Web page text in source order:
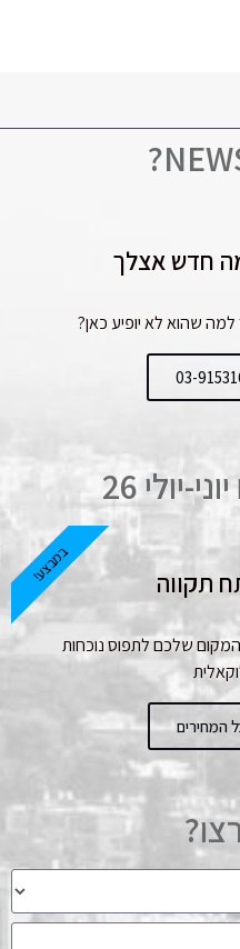
חדש אצלך
למה שהוא לא יופיע כאן?
יולי 26
תקווה
שלכם לתפוס נוכחות
המחירים
במבצע!